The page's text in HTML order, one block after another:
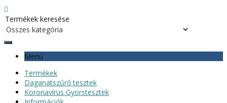
Menü
Termékek
Daganatszűrő tesztek
Koronavírus Gyorstesztek